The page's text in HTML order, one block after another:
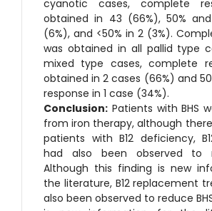
cyanotic cases, complete
obtained in 43 (66%), 50%
(6%), and <50% in 2 (3%).
was obtained in all pallid type
mixed type cases, complete
obtained in 2 cases (66%) and
response in 1 case (34%).
Conclusion: Patients with BHS
from iron therapy, although there
patients with B12 deficiency,
had also been observed to
Although this finding is new
the literature, B12 replacement
also been observed to reduce